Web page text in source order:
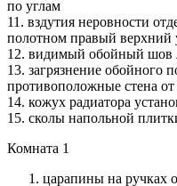
по углам
11. вздутия неровности
полотном правый верхний
12. видимый обойный шов
13. загрязнение обойного
противоположные стена от
14. кожух радиатора
15. сколы напольной
Комната 1
царапины на ручках